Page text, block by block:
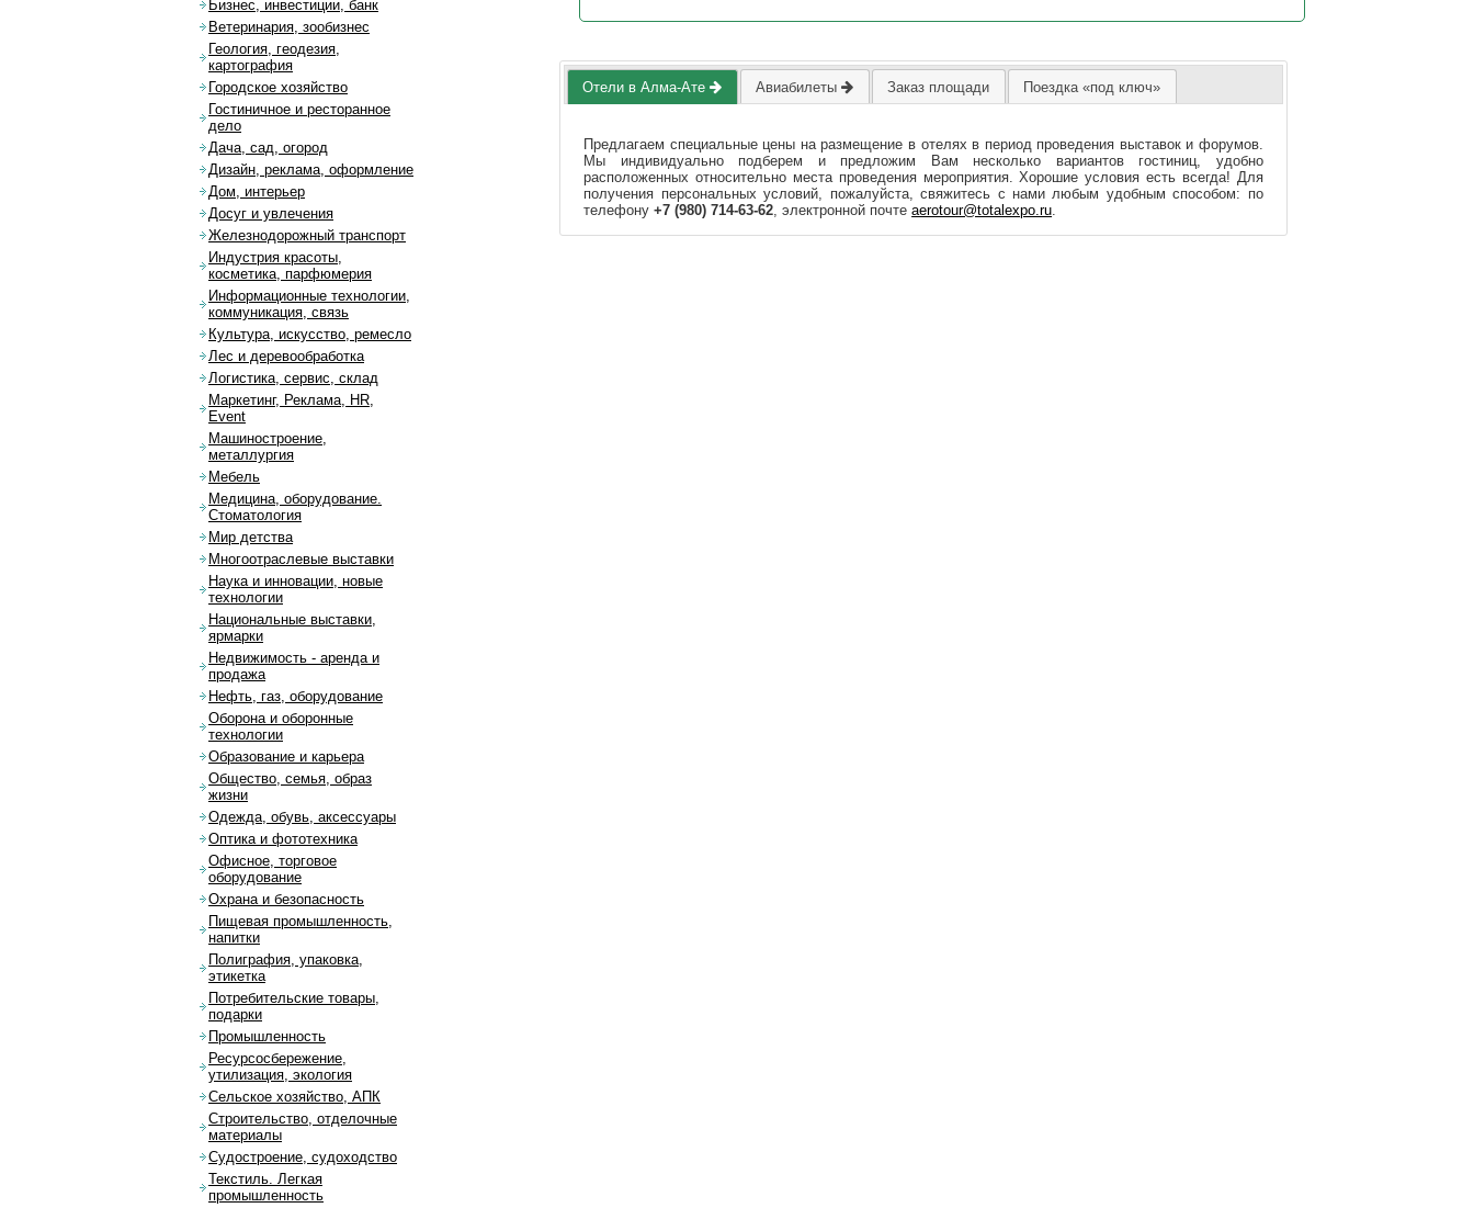
Отели в Алма-Ате Авиабилеты Заказ площади Поездка «под ключ»
Предлагаем специальные цены на размещение в отелях в период проведения выставок и форумов.
Мы индивидуально подберем и предложим Вам несколько вариантов гостиниц, удобно
расположенных относительно места проведения мероприятия. Хорошие условия есть всегда! Для
получения персональных условий, пожалуйста, свяжитесь с нами любым удобным способом: по
телефону+7 (980) 714-63-62 , электронной почтеaerotour@totalexpo.ru
Бизнес, инвестиции, банк
Ветеринария, зообизнес
Геология, геодезия,
картография
Городское хозяйство
Гостиничное и ресторанное
дело
Дача, сад, огород
Дизайн, реклама, оформление
Дом, интерьер
Досуг и увлечения
Железнодорожный транспорт
Индустрия красоты,
косметика, парфюмерия
Информационные технологии,
коммуникация, связь
Культура, искусство, ремесло
Лес и деревообработка
Логистика, сервис, склад
Маркетинг, Реклама, HR,
Event
Машиностроение,
металлургия
Мебель
Медицина, оборудование.
Стоматология
Мир детства
Многоотраслевые выставки
Наука и инновации, новые
технологии
Национальные выставки,
ярмарки
Недвижимость - аренда и
продажа
Нефть, газ, оборудование
Оборона и оборонные
технологии
Образование и карьера
Общество, семья, образ
жизни
Одежда, обувь, аксессуары
Оптика и фототехника
Офисное, торговое
оборудование
Охрана и безопасность
Пищевая промышленность,
напитки
Полиграфия, упаковка,
этикетка
Потребительские товары,
подарки
Промышленность
Ресурсосбережение,
утилизация, экология
Сельское хозяйство, АПК
Строительство, отделочные
материалы
Судостроение, судоходство
Текстиль. Легкая
промышленность